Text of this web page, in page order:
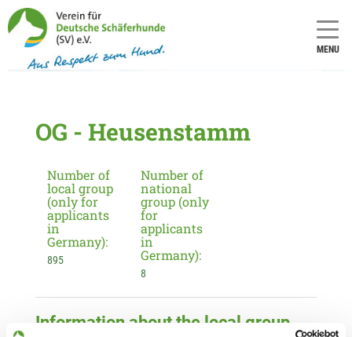
MENU
OG - Heusenstamm
Number of
local group
(only for
applicants
in
Germany):
895
Number of
national
group (only
for
applicants
in
Germany):
8
Information about the local group